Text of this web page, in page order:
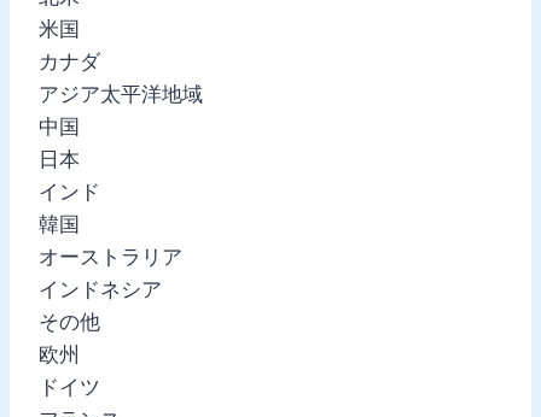
米国
カナダ
アジア太平洋地域
中国
日本
インド
韓国
オーストラリア
インドネシア
その他
欧州
ドイツ